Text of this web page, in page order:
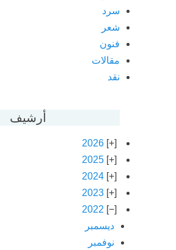
سرد
شعر
فنون
مقالات
نقد
أرشيف
2026
2025
2024
2023
2022
ديسمبر
نوفمبر